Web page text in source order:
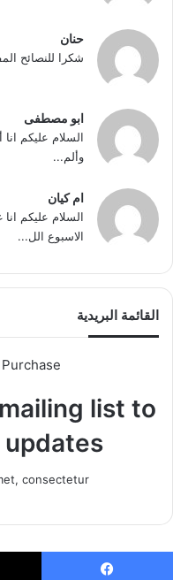
حنان
شكرا للنصائح
ابو مصطفى
السلام عليكم
وألم...
ام كيان
السلام عليكم
الاسبوع الل...
القائمة البريدية
list to
consectetur.